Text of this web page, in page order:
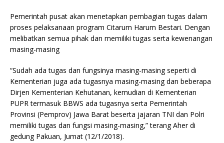
p
p
m o
o
Pemerintah pusat akan menetapkan pembagian tugas dalam
proses pelaksanaan program Citarum Harum Bestari. Dengan
melibatkan semua pihak dan memiliki tugas serta kewenangan
masing-masing
“Sudah ada tugas dan fungsinya masing-masing seperti di
Kementerian juga ada tugasnya masing-masing dan beberapa
Dirjen Kementerian Kehutanan, kemudian di Kementerian
PUPR termasuk BBWS ada tugasnya serta Pemerintah
Provinsi (Pemprov) Jawa Barat beserta jajaran TNI dan Polri
memiliki tugas dan fungsi masing-masing,” terang Aher di
gedung Pakuan, Jumat (12/1/2018).